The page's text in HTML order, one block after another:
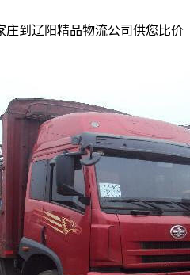
庄到辽阳精品物流公司供您比价